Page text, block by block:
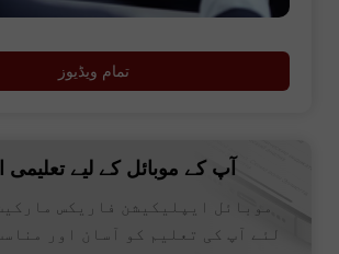
تمام ویڈیوز
آپ کے موبائل کے لیے تعلیمی
موبائل ایپلیکیشن فاریکس
لئے آپ کی تعلیم کو آسان اور